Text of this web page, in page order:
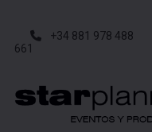
+34 881 978 488
661